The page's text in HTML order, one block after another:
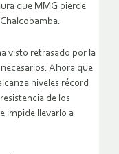
que MMG pierde
visto retrasado por la
Ahora que
niveles récord
de los
impide llevarlo a